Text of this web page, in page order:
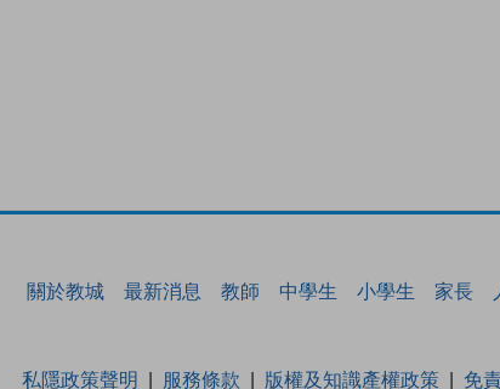
關於教城 最新消息 教師 中學生 小學生 家長
私隱政策聲明 服務條款 版權及知識產權政策 免